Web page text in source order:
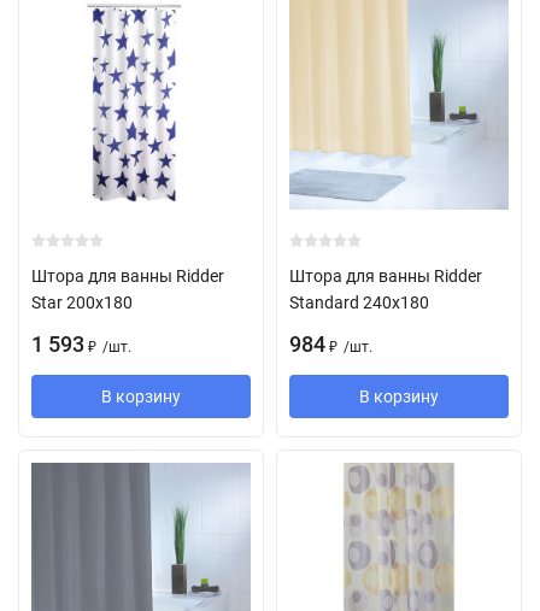
Штора для ванны Ridder
Star 200х180
1 593 ₽ /шт.
В корзину
Штора для ванны Ridder
Standard 240х180
984 ₽ /шт.
В корзину